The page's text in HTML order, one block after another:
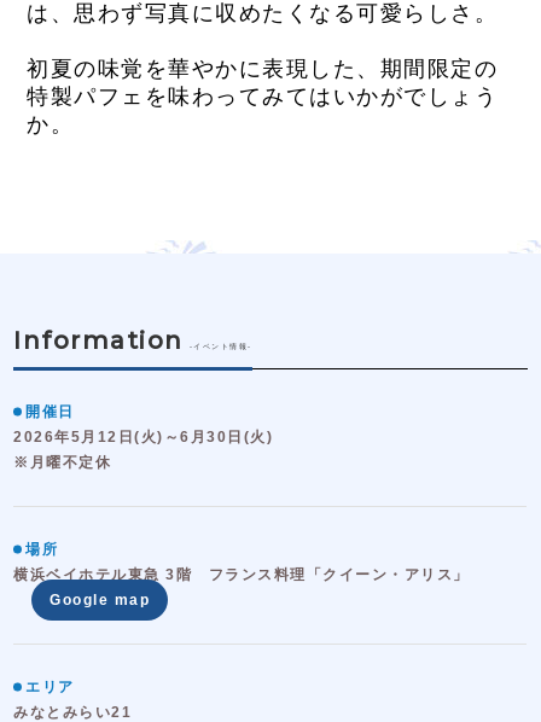
は、思わず写真に収めたくなる可愛らしさ。
初夏の味覚を華やかに表現した、期間限定の
特製パフェを味わってみてはいかがでしょう
か。
Information -イベント情報-
開催日
2026年5月12日(火)～6月30日(火)
※月曜不定休
場所
横浜ベイホテル東急 3階 フランス料理「クイーン・アリス」
Google map
エリア
みなとみらい21